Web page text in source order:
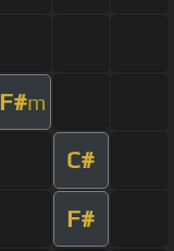
F#m
C#
F#